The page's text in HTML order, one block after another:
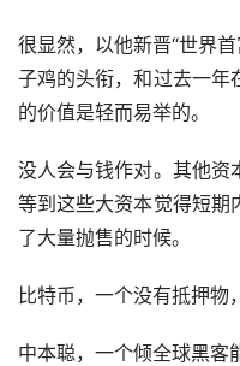
很显然，以他新晋“世界
子鸡的头衔，和过去一
的价值是轻而易举的。
没人会与钱作对。其他资
等到这些大资本觉得短期
了大量抛售的时候。
比特币，一个没有抵押物
中本聪，一个倾全球黑客